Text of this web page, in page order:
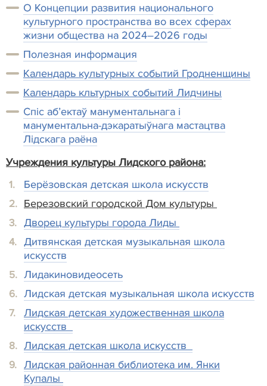
О Концепции развития национального
культурного пространства во всех сферах
жизни общества на 2024–2026 годы
Полезная информация
Календарь культурных событий Гродненщины
Календарь кльтурных событий Лидчины
Спіс аб’ектаў манументальнага і
манументальна-дэкаратыўнага мастацтва
Лідскага раёна
Учреждения культуры Лидского района:
Берёзовская детская школа искусств
Березовский городской Дом культуры
Дворец культуры города Лиды
Дитвянская детская музыкальная школа
искусств
Лидакиновидеосеть
Лидская детская музыкальная школа искусств
Лидская детская художественная школа
искусств
Лидская детская школа искусств
Лидская районная библиотека им. Янки
Купалы